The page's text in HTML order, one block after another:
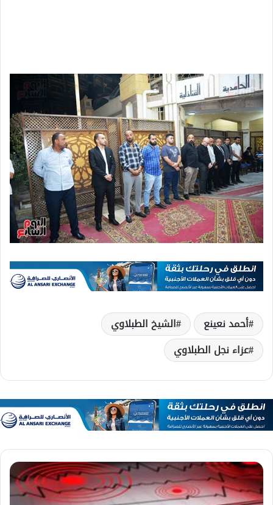
أحمد نعينع
الشيخ الطبلاوي
عزاء نجل الطبلاوي